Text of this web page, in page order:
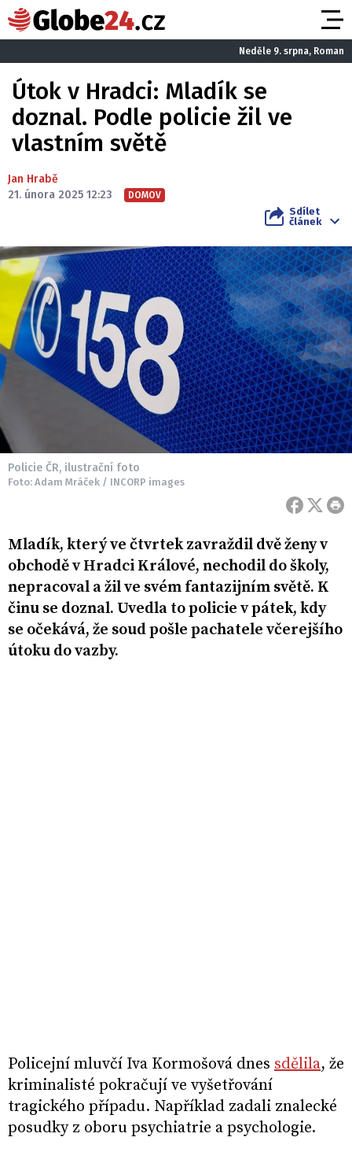
Neděle 9. srpna, Roman
Útok v Hradci: Mladík se
doznal. Podle policie žil ve
vlastním světě
Jan Hrabě
21. února 2025 12:23
DOMOV
Sdílet
článek
Policie ČR, ilustrační foto
Foto: Adam Mráček / INCORP images
Mladík, který ve čtvrtek zavraždil dvě ženy v
obchodě v Hradci Králové, nechodil do školy,
nepracoval a žil ve svém fantazijním světě. K
činu se doznal. Uvedla to policie v pátek, kdy
se očekává, že soud pošle pachatele včerejšího
útoku do vazby.
Policejní mluvčí Iva Kormošová dnes sdělila, že
kriminalisté pokračují ve vyšetřování
tragického případu. Například zadali znalecké
posudky z oboru psychiatrie a psychologie.